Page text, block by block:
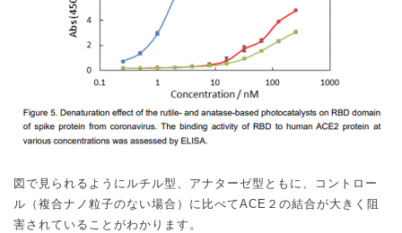
図で見られるようにルチル型、アナターゼ型ともに、コントロー
ル（複合ナノ粒子のない場合）に比べてACE ２の結合が大きく阻
害されていることがわかります。